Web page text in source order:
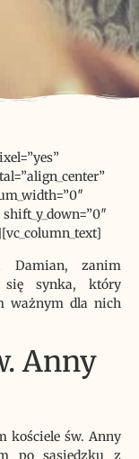
Damian, zanim
się synka, który
ważnym dla nich
Anny
kościele św. Anny
po sąsiedzku z